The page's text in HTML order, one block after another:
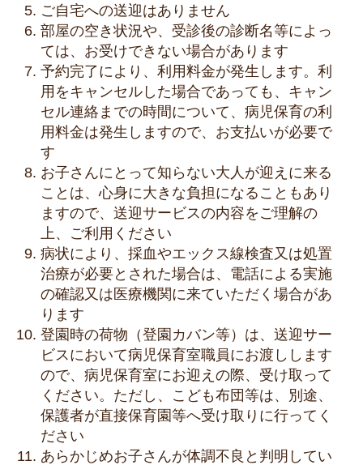
ご自宅への送迎はありません
部屋の空き状況や、受診後の診断名等によっ
ては、お受けできない場合があります
予約完了により、利用料金が発生します。利
用をキャンセルした場合であっても、キャン
セル連絡までの時間について、病児保育の利
用料金は発生しますので、お支払いが必要で
す
お子さんにとって知らない大人が迎えに来る
ことは、心身に大きな負担になることもあり
ますので、送迎サービスの内容をご理解の
上、ご利用ください
病状により、採血やエックス線検査又は処置
治療が必要とされた場合は、電話による実施
の確認又は医療機関に来ていただく場合があ
ります
登園時の荷物（登園カバン等）は、送迎サー
ビスにおいて病児保育室職員にお渡しします
ので、病児保育室にお迎えの際、受け取って
ください。ただし、こども布団等は、別途、
保護者が直接保育園等へ受け取りに行ってく
ださい
あらかじめお子さんが体調不良と判明してい